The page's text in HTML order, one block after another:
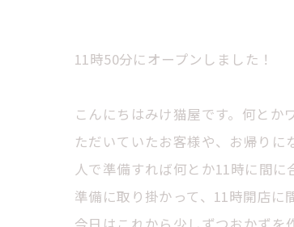
11時50分にオープンしました！
こんにちはみけ猫屋です。何と
ただいていたお客様や、お帰り
人で準備すれば何とか11時に間
準備に取り掛かって、11時開店に